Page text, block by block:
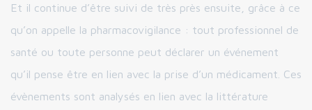
Et il continue d’être suivi de très près ensuite, grâce à ce
qu’on appelle la pharmacovigilance : tout professionnel de
santé ou toute personne peut déclarer un événement
qu’il pense être en lien avec la prise d’un médicament. Ces
évènements sont analysés en lien avec la littérature